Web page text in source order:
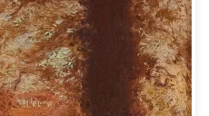
dans le parc, derrière
et imposant château de